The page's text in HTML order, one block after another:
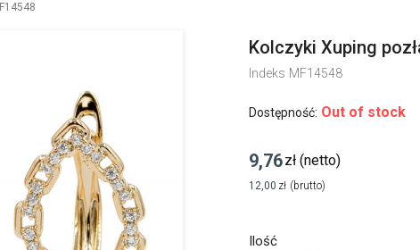
Kolczyki Xuping
Indeks MF14548
Dostępność: Out of stock
9,76zł (netto)
12,00 zł (brutto)
Ilość